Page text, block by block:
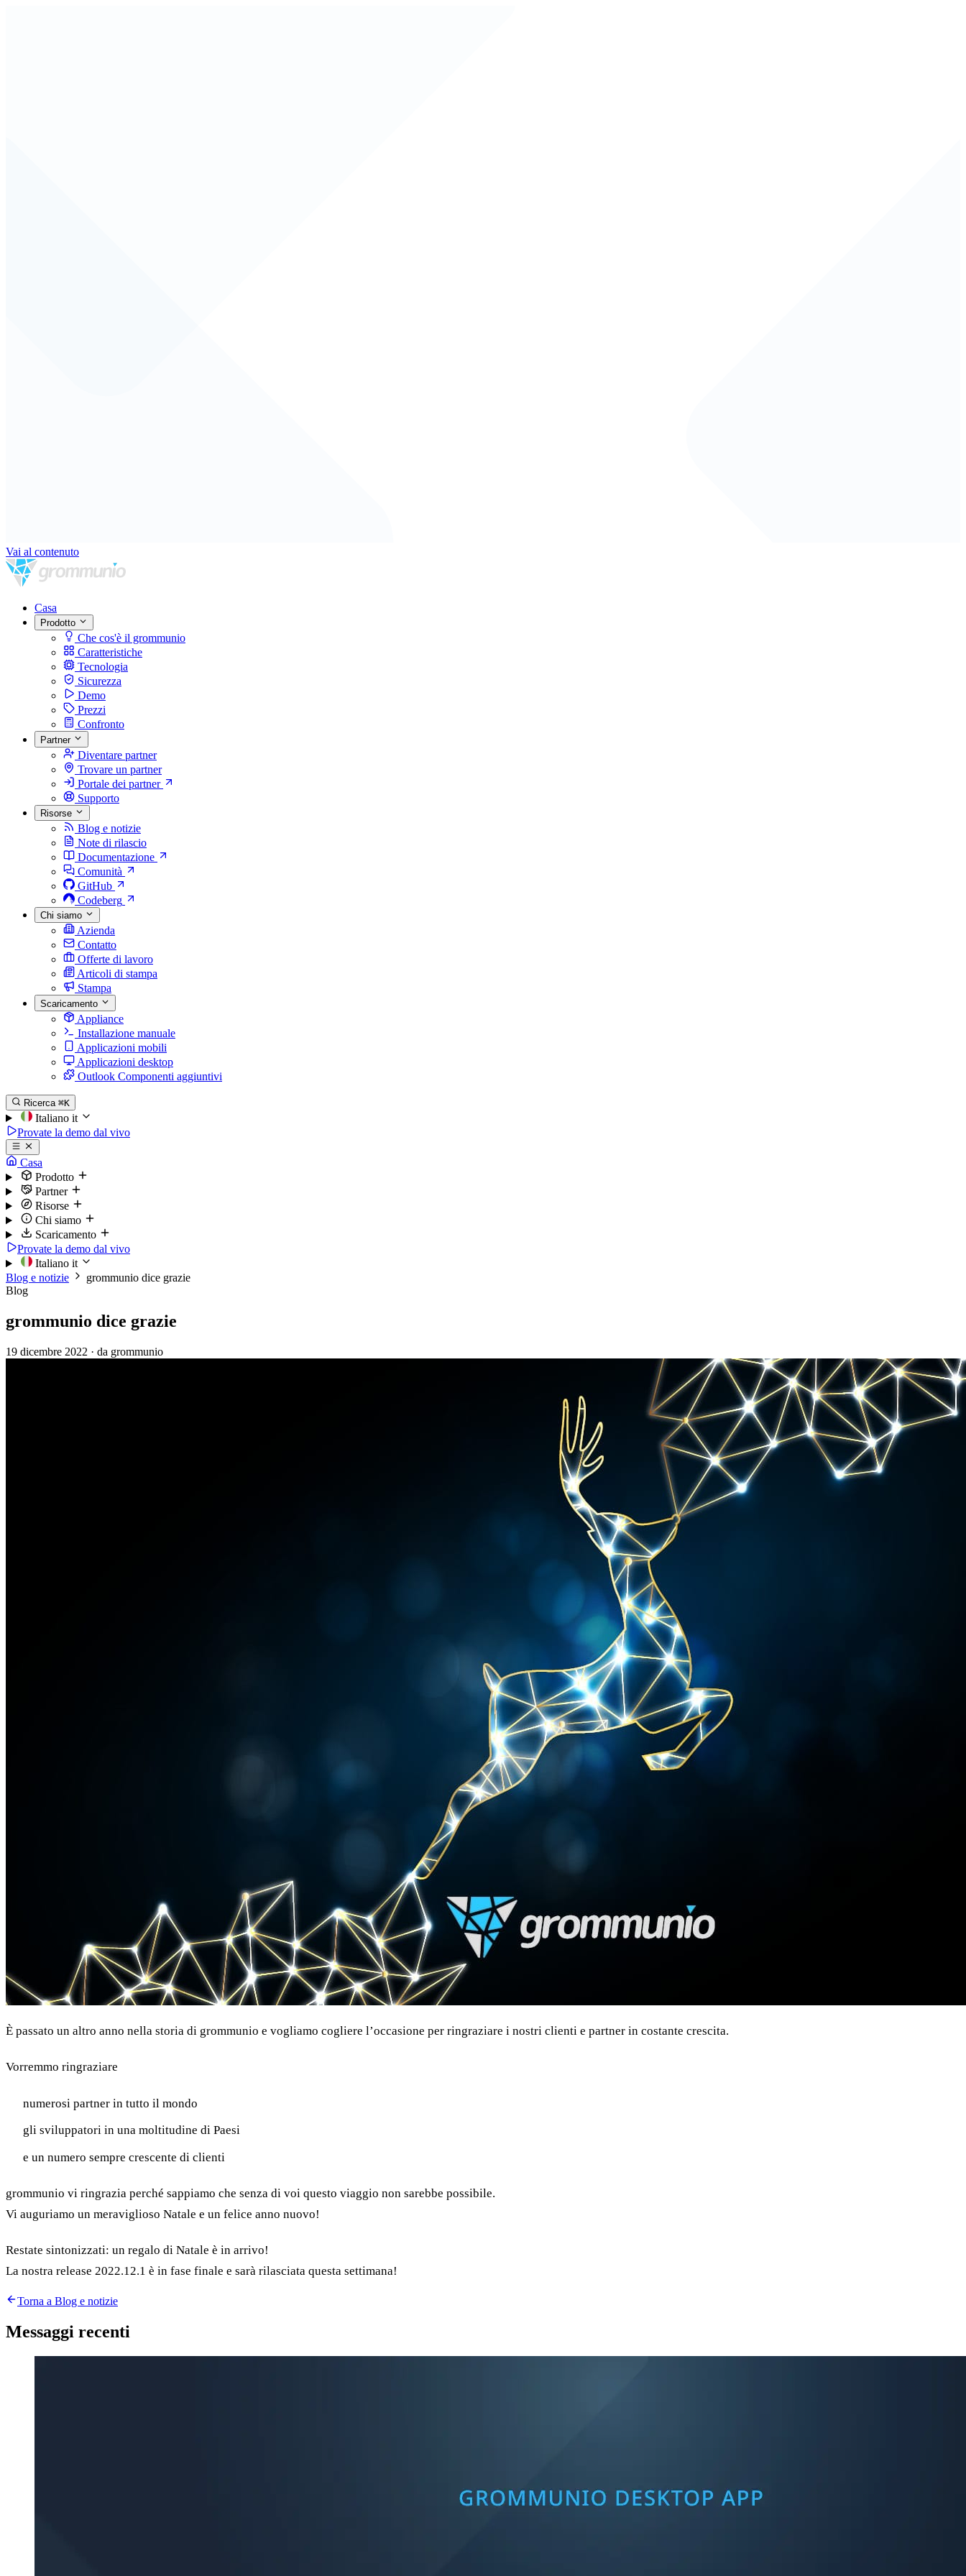
Vai al contenuto
Casa
Prodotto
Che cos'è il grommunio
Caratteristiche
Tecnologia
Sicurezza
Demo
Prezzi
Confronto
Partner
Diventare partner
Trovare un partner
Portale dei partner
Supporto
Risorse
Blog e notizie
Note di rilascio
Documentazione
Comunità
GitHub
Codeberg
Chi siamo
Azienda
Contatto
Offerte di lavoro
Articoli di stampa
Stampa
Scaricamento
Appliance
Installazione manuale
Applicazioni mobili
Applicazioni desktop
Outlook Componenti aggiuntivi
Ricerca ⌘K
Italiano it
Provate la demo dal vivo
Casa
Prodotto
Partner
Risorse
Chi siamo
Scaricamento
Provate la demo dal vivo
Italiano it
Blog e notizie
grommunio dice grazie
Blog
grommunio dice grazie
19 dicembre 2022 · da grommunio
È passato un altro anno nella storia di grommunio e vogliamo cogliere l’occasione per ringraziare i nostri clienti e partner in costante crescita.
Vorremmo ringraziare
numerosi partner in tutto il mondo
gli sviluppatori in una moltitudine di Paesi
e un numero sempre crescente di clienti
grommunio vi ringrazia perché sappiamo che senza di voi questo viaggio non sarebbe possibile.
Vi auguriamo un meraviglioso Natale e un felice anno nuovo!
Restate sintonizzati: un regalo di Natale è in arrivo!
La nostra release 2022.12.1 è in fase finale e sarà rilasciata questa settimana!
Torna a Blog e notizie
Messaggi recenti